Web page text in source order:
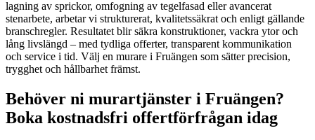
lagning av sprickor, omfogning av tegelfasad eller avancerat
stenarbete, arbetar vi strukturerat, kvalitetssäkrat och enligt gällande
branschregler. Resultatet blir säkra konstruktioner, vackra ytor och
lång livslängd – med tydliga offerter, transparent kommunikation
och service i tid. Välj en murare i Fruängen som sätter precision,
trygghet och hållbarhet främst.
Behöver ni murartjänster i Fruängen?
Boka kostnadsfri offertförfrågan idag